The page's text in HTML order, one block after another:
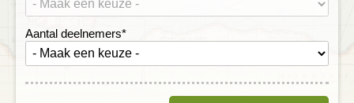
Aantal deelnemers*